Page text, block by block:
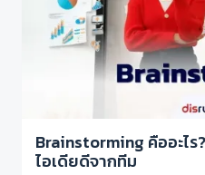
Brainstorming คืออะไร
ไอเดียดีจากทีม